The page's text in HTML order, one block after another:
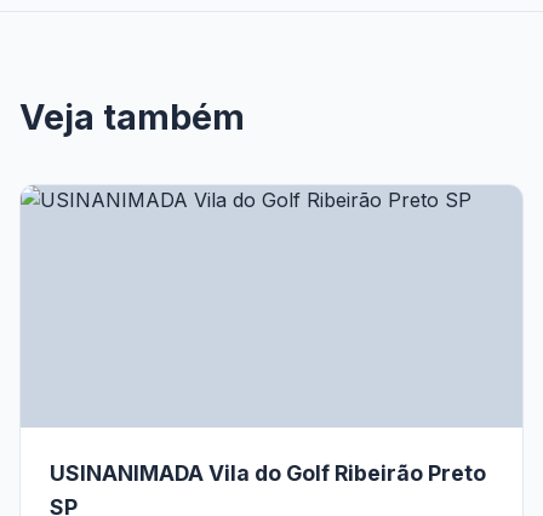
Veja também
USINANIMADA Vila do Golf Ribeirão Preto
SP